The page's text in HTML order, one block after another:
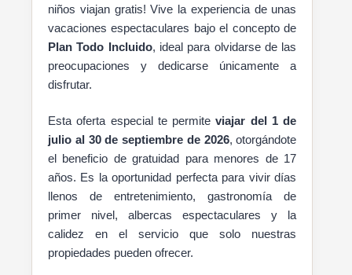
niños viajan gratis! Vive la experiencia de unas
vacaciones espectaculares bajo el concepto de
Plan Todo Incluido, ideal para olvidarse de las
preocupaciones y dedicarse únicamente a
disfrutar.
Esta oferta especial te permiteviajar del 1 de
julio al 30 de septiembre de 2026, otorgándote
el beneficio de gratuidad para menores de 17
años. Es la oportunidad perfecta para vivir días
llenos de entretenimiento, gastronomía de
primer nivel, albercas espectaculares y la
calidez en el servicio que solo nuestras
propiedades pueden ofrecer.